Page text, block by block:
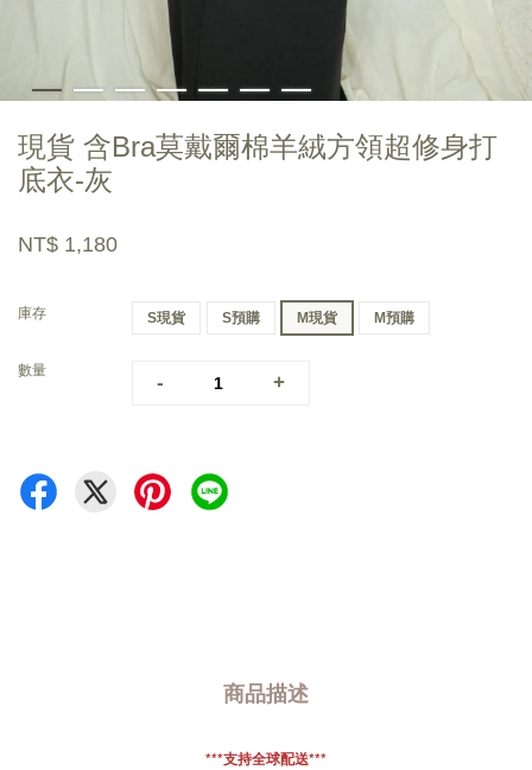
現貨 含Bra莫戴爾棉羊絨方領超修身打
底衣-灰
NT$ 1,180
庫存 S現貨 S預購 M現貨 M預購
數量
- +
商品描述
***支持全球配送***